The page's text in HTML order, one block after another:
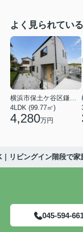
よく見られてい
4LDK (99.77㎡)
4,280万円
リビングイン階段で
045-594-